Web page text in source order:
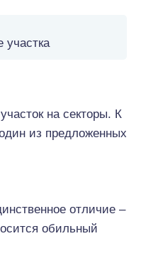
участка
на секторы. К
из предложенных
отличие –
обильный